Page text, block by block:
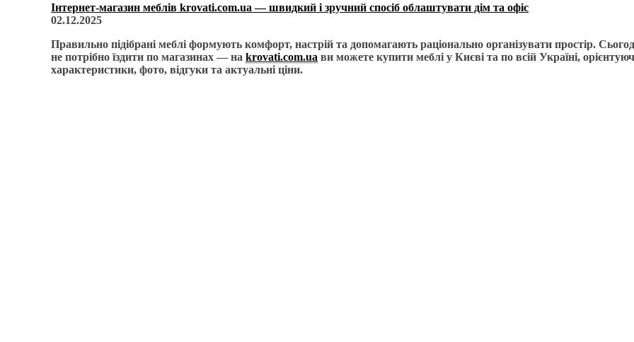
Інтернет-магазин меблів krovati.com.ua — швидкий і зручний спосіб облаштувати дім та офіс
02.12.2025
Правильно підібрані меблі формують комфорт, настрій та допомагають раціонально організувати простір.
не потрібно їздити по магазинах — на krovati.com.ua ви можете купити меблі у Києві та по всій Україні,
характеристики, фото, відгуки та актуальні ціни.